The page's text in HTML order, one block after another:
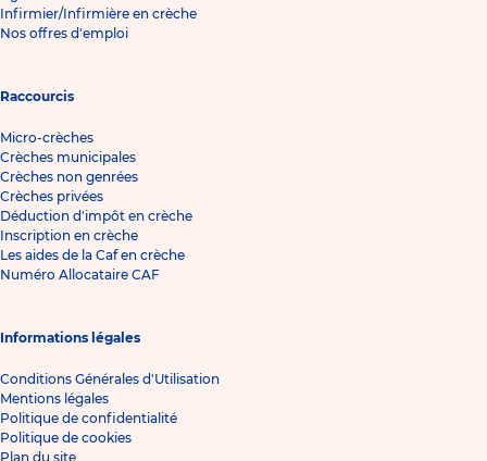
Infirmier/Infirmière en crèche
Nos offres d'emploi
Raccourcis
Micro-crèches
Crèches municipales
Crèches non genrées
Crèches privées
Déduction d'impôt en crèche
Inscription en crèche
Les aides de la Caf en crèche
Numéro Allocataire CAF
Informations légales
Conditions Générales d'Utilisation
Mentions légales
Politique de confidentialité
Politique de cookies
Plan du site